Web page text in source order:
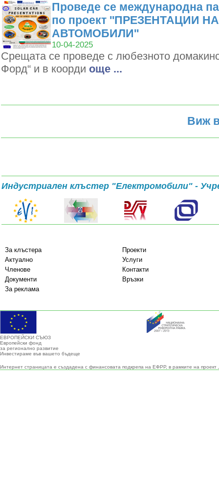
Проведе се международна
по проект ''ПРЕЗЕНТАЦИИ
АВТОМОБИЛИ''
10-04-2025
Срещата се проведе с любезното
Форд“ и в коорди oще ...
Виж
Индустриален клъстер "Електромобили" -
За клъстера
Проекти
Актуално
Услуги
Членове
Контакти
Документи
Връзки
За реклама
ЕВРОПЕЙСКИ СЪЮЗ
Европейски фонд
за регионално развитие
Инвестираме във вашето бъдеще
Интернет страницата е създадена с финансовата подкрепа на ЕФРР, в рамките на